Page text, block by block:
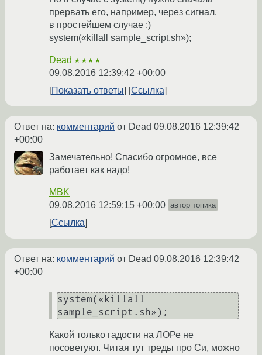
прервать его, например, через сигнал.
в простейшем случае :)
system(«killall sample_script.sh»);
Dead ★★★★
09.08.2016 12:39:42 +00:00
Показать ответы
Ссылка
Ответ на: комментарий от Dead 09.08.2016 12:39:42
+00:00
Замечательно! Спасибо огромное, все
работает как надо!
MBK
09.08.2016 12:59:15 +00:00 автор топика
Ссылка
Ответ на: комментарий от Dead 09.08.2016 12:39:42
+00:00
system(«killall
sample_script.sh»);
Какой только гадости на ЛОРе не
посоветуют. Читая тут треды про Си, можно